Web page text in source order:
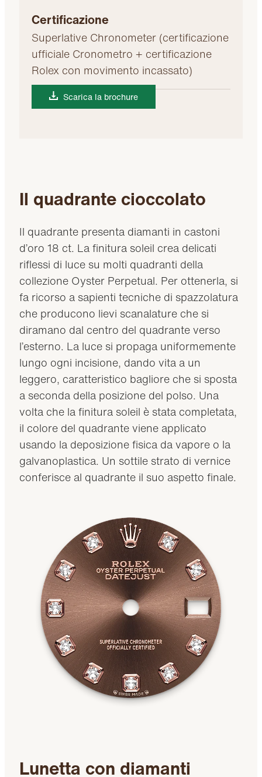
Certificazione
Superlative Chronometer (certificazione
ufficiale Cronometro + certificazione
Rolex con movimento incassato)
Scarica la brochure
Il quadrante cioccolato
Il quadrante presenta diamanti in castoni
d’oro 18 ct. La finitura soleil crea delicati
riflessi di luce su molti quadranti della
collezione Oyster Perpetual. Per ottenerla, si
fa ricorso a sapienti tecniche di spazzolatura
che producono lievi scanalature che si
diramano dal centro del quadrante verso
l’esterno. La luce si propaga uniformemente
lungo ogni incisione, dando vita a un
leggero, caratteristico bagliore che si sposta
a seconda della posizione del polso. Una
volta che la finitura soleil è stata completata,
il colore del quadrante viene applicato
usando la deposizione fisica da vapore o la
galvanoplastica. Un sottile strato di vernice
conferisce al quadrante il suo aspetto finale.
Lunetta con diamanti